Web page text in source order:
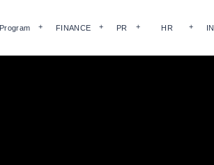
Program FINANCE PR HR